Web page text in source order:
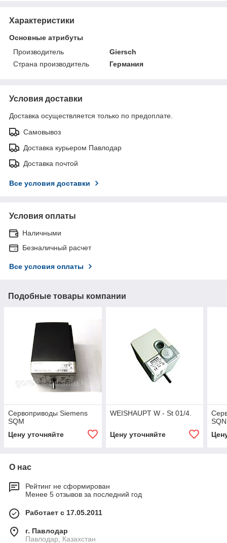
Характеристики
Основные атрибуты
Производитель
Giersch
Страна производитель
Германия
Условия доставки
Доставка осуществляется только по предоплате.
Самовывоз
Доставка курьером Павлодар
Доставка почтой
Все условия доставки
Условия оплаты
Наличными
Безналичный расчет
Все условия оплаты
Подобные товары компании
Сервоприводы Siemens
SQM
Цену уточняйте
WEISHAUPT W - St 01/4.
Цену уточняйте
SQN
О нас
Рейтинг не сформирован
Менее 5 отзывов за последний год
Работает с 17.05.2011
г. Павлодар
Павлодар, Казахстан